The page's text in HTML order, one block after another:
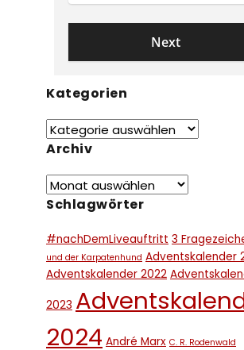
Kategorien
Archiv
Schlagwörter
#nachDemLiveauftritt 3
und der Karpatenhund Adventskalender
Adventskalender 2022
2023
2024 André Marx C. R. Rodenwald